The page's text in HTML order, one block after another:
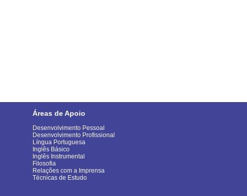
Áreas de Apoio
Desenvolvimento Pessoal
Desenvolvimento Profissional
Língua Portuguesa
Inglês Básico
Inglês Instrumental
Filosofia
Relações com a Imprensa
Técnicas de Estudo